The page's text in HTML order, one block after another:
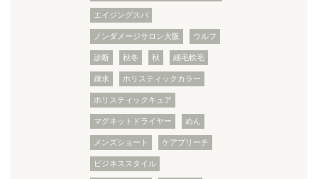
エイジングスパ
ノンダメージサロン大阪 ウルフ
診断 秋冬 秋 細毛軟毛
疎水 ホリスティックカラー
ホリスティックキュア
マグネットドライヤー めん
メンズショート ケアブリーチ
ビジネススタイル